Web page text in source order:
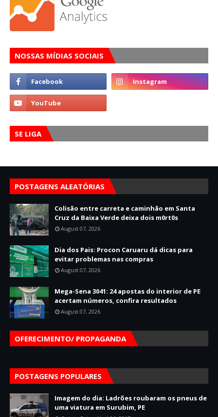
NOSSAS MÍDIAS SOCIAIS
SE LIGA
POSTAGENS ALEATÓRIAS
Colisão entre carreta e caminhão em Santa
Cruz da Baixa Verde deixa dois m0rt0s
August 07, 2026
Dia dos Pais: Procon Caruaru dá dicas para
evitar problemas nas compras
August 07, 2026
Mega-Sena 3041: 24 apostas do interior de PE
acertam números, confira resultados
August 07, 2026
OFERECIMENTO/ PROPAGANDA
POSTAGENS POPULARES
Imagem do dia: Ladrões roubaram os pneus de
uma viatura em Surubim, PE